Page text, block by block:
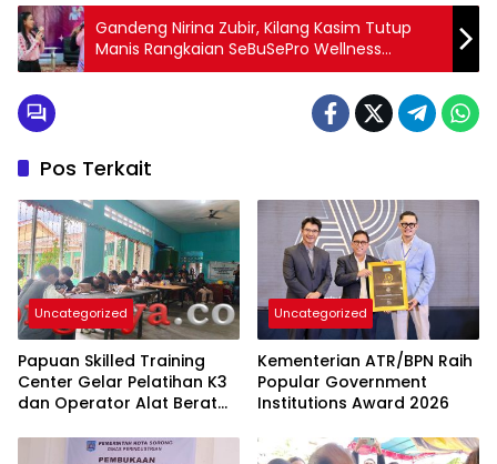
Gandeng Nirina Zubir, Kilang Kasim Tutup
Manis Rangkaian SeBuSePro Wellness
Challenge
Pos Terkait
Uncategorized
Papuan Skilled Training
Center Gelar Pelatihan K3
dan Operator Alat Berat
Uncategorized
Kementerian ATR/BPN Raih
Popular Government
Institutions Award 2026